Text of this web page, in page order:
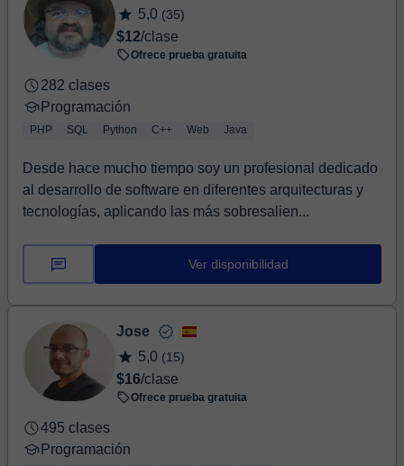
5,0 (35)
$12/clase
Ofrece prueba gratuita
282 clases
Programación
PHP SQL Python C++ Web Java
Desde hace mucho tiempo soy un profesional dedicado
al desarrollo de software en diferentes arquitecturas y
tecnologías, aplicando las más sobresalien...
Ver disponibilidad
Jose
5,0 (15)
$16/clase
Ofrece prueba gratuita
495 clases
Programación